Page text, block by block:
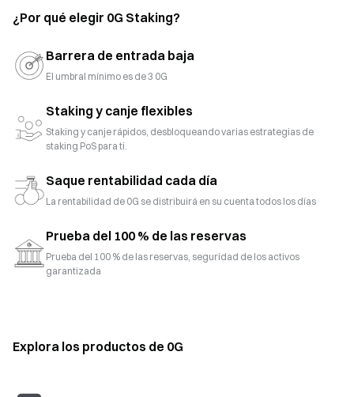
¿Por qué elegir 0G Staking?
Barrera de entrada baja
El umbral mínimo es de 3 0G
Staking y canje flexibles
Staking y canje rápidos, desbloqueando varias estrategias de
staking PoS para ti.
Saque rentabilidad cada día
La rentabilidad de 0G se distribuirá en su cuenta todos los días
Prueba del 100 % de las reservas
Prueba del 100 % de las reservas, seguridad de los activos
garantizada
Explora los productos de 0G